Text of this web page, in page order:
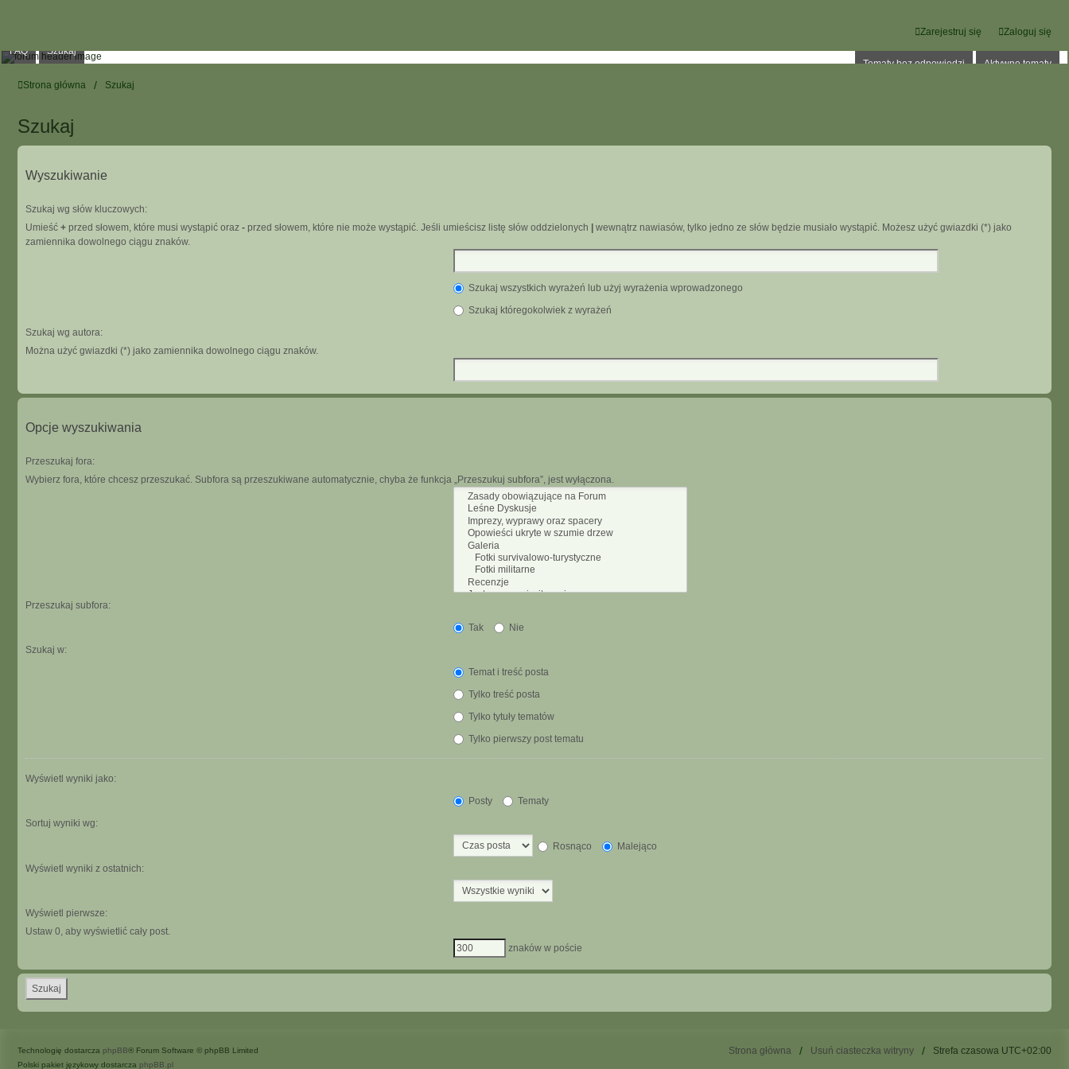
Zaloguj się
Zarejestruj się
Tematy bez odpowiedzi Aktywne tematy
FAQ Szukaj
Strona główna Szukaj
Szukaj
Wyszukiwanie
Szukaj wg słów kluczowych:
Umieść + przed słowem, które musi wystąpić oraz - przed słowem, które nie może wystąpić. Jeśli umieścisz listę słów oddzielonych
wewnątrz nawiasów, tylko jedno ze słów będzie musiało wystąpić. Możesz użyć gwiazdki (*) jako
zamiennika dowolnego ciągu znaków.
Szukaj wszystkich wyrażeń lub użyj wyrażenia wprowadzonego
Szukaj któregokolwiek z wyrażeń
Szukaj wg autora:
Można użyć gwiazdki (*) jako zamiennika dowolnego ciągu znaków.
Opcje wyszukiwania
Przeszukaj fora:
Wybierz fora, które chcesz przeszukać. Subfora są przeszukiwane automatycznie, chyba że funkcja „Przeszukuj subfora”, jest wyłączona.
Przeszukaj subfora:
Tak
Nie
Szukaj w:
Temat i treść posta
Tylko treść posta
Tylko tytuły tematów
Tylko pierwszy post tematu
Wyświetl wyniki jako:
Posty
Tematy
Sortuj wyniki wg:
Rosnąco
Malejąco
Wyświetl wyniki z ostatnich:
Wyświetl pierwsze:
Ustaw 0, aby wyświetlić cały post.
znaków w poście
Strona główna Usuń ciasteczka witryny Strefa czasowa UTC+02:00
Technologię dostarcza phpBB® Forum Software © phpBB Limited
Polski pakiet językowy dostarcza phpBB.pl